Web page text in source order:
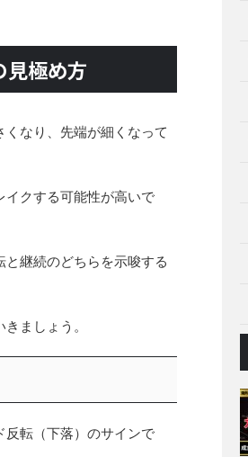
見極め方
くなり、先端が細くなって
イクする可能性が高いで
と継続のどちらを示唆する
ましょう。
反転（下落）のサインで